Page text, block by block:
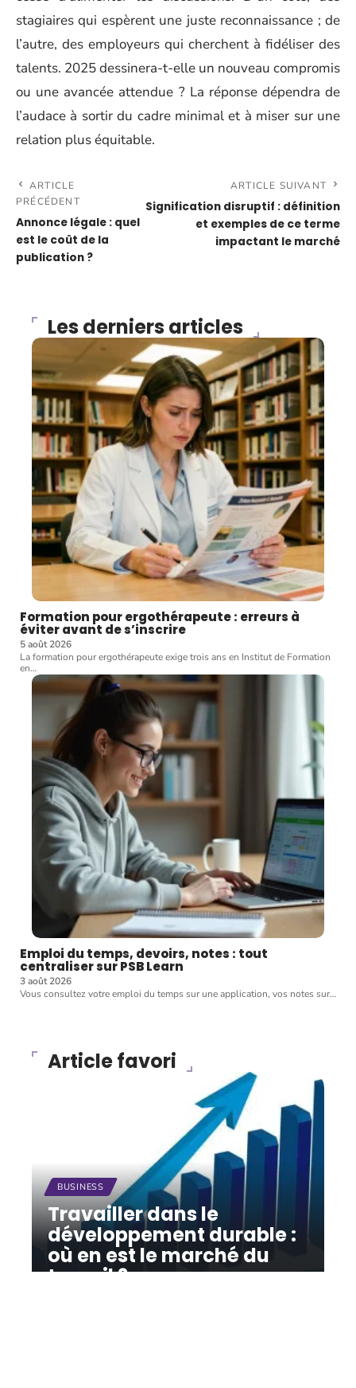
stagiaires qui espèrent une juste reconnaissance ; de
l’autre, des employeurs qui cherchent à fidéliser des
talents. 2025 dessinera-t-elle un nouveau compromis
ou une avancée attendue ? La réponse dépendra de
l’audace à sortir du cadre minimal et à miser sur une
relation plus équitable.
ARTICLE
PRÉCÉDENT
Annonce légale : quel
est le coût de la
publication ?
ARTICLE SUIVANT
Signification disruptif : définition
et exemples de ce terme
impactant le marché
Les derniers articles
Formation pour ergothérapeute : erreurs à
éviter avant de s’inscrire
5 août 2026
La formation pour ergothérapeute exige trois ans en Institut de Formation
en…
Emploi du temps, devoirs, notes : tout
centraliser sur PSB Learn
3 août 2026
Vous consultez votre emploi du temps sur une application, vos notes sur…
Article favori
BUSINESS
Travailler dans le
développement durable :
où en est le marché du
travail ?